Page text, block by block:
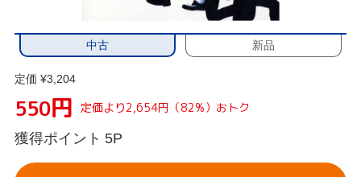
中古 新品
定価 ¥3,204
550円 定価より2,654円（82%）おトク
獲得ポイント 5P